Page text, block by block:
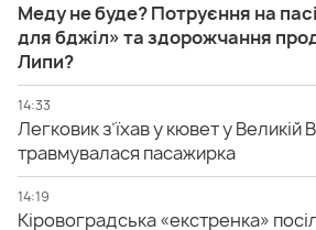
Меду не буде? Потруєння на
для бджіл» та здорожчання
Липи?
14:33
Легковик з’їхав у кювет у Великій
травмувалася пасажирка
14:19
Кіровоградська «екстренка»